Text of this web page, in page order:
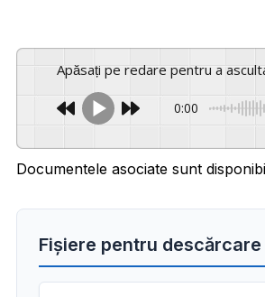
Apăsați pe redare pentru a
0:00
Documentele asociate sunt
Fișiere pentru descărcare